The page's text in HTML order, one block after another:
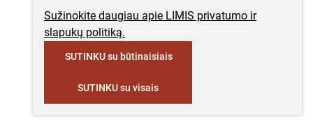
Sužinokite daugiau apie LIMIS privatumo ir
slapukų politiką.
SUTINKU su būtinaisiais
SUTINKU su visais